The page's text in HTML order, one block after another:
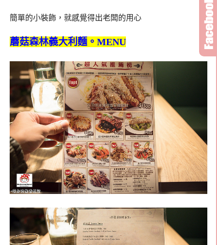
簡單的小裝飾，就感覺得出老闆的用心
蘑菇森林義大利麵。MENU